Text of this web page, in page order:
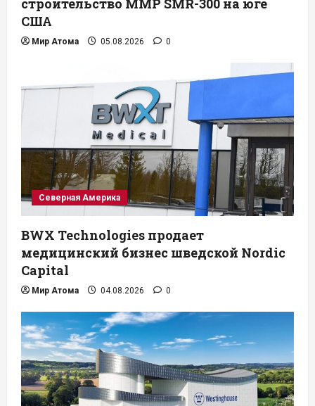
США
Мир Атома 05.08.2026 0
Северная Америка
BWX Technologies продает
медицинский бизнес шведской Nordic
Capital
Мир Атома 04.08.2026 0